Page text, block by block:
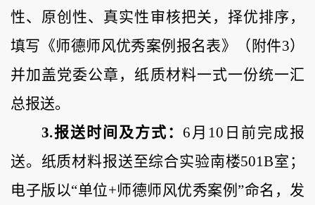
性、原创性、真实性审核把关，择优排序，
填写《师德师风优秀案例报名表》（附件3）
并加盖党委公章，纸质材料一式一份统一汇
总报送。
3.报送时间及方式： 6月10日前完成报
送。纸质材料报送至综合实验南楼501B室；
电子版以“单位+师德师风优秀案例”命名，发